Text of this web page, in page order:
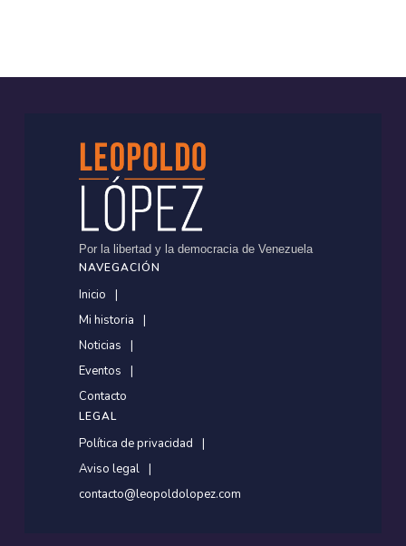
Por la libertad y la democracia de Venezuela
NAVEGACIÓN
Inicio
Mi historia
Noticias
Eventos
Contacto
LEGAL
Política de privacidad
Aviso legal
contacto@leopoldolopez.com